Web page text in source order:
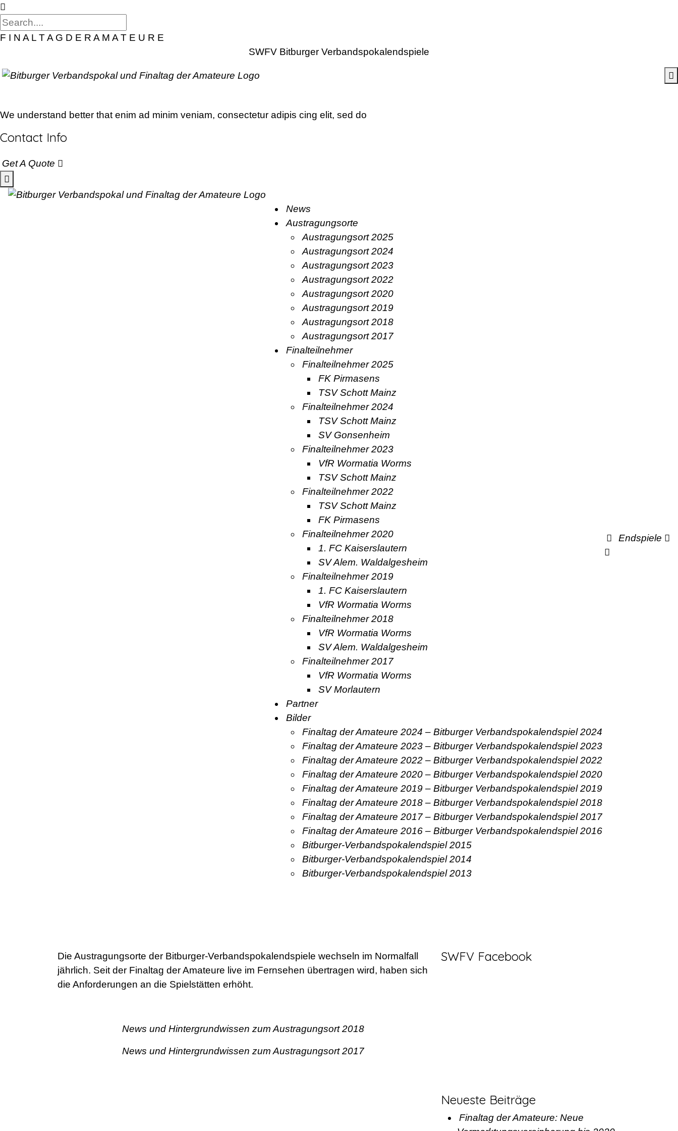
F I N A L TA G D E R A M A T E U R E
SWFV Bitburger Verbandspokalendspiele
We understand better that enim ad minim veniam, consectetur adipis cing elit, sed do
Contact Info
Get A Quote
Skip
News
Austragungsorte
Austragungsort 2025
Austragungsort 2024
Austragungsort 2023
Austragungsort 2022
Austragungsort 2020
Austragungsort 2019
Austragungsort 2018
Austragungsort 2017
Finalteilnehmer
Finalteilnehmer 2025
FK Pirmasens
TSV Schott Mainz
Finalteilnehmer 2024
TSV Schott Mainz
SV Gonsenheim
Finalteilnehmer 2023
VfR Wormatia Worms
TSV Schott Mainz
Finalteilnehmer 2022
TSV Schott Mainz
FK Pirmasens
Finalteilnehmer 2020
1. FC Kaiserslautern
SV Alem. Waldalgesheim
Finalteilnehmer 2019
1. FC Kaiserslautern
VfR Wormatia Worms
Finalteilnehmer 2018
VfR Wormatia Worms
SV Alem. Waldalgesheim
Finalteilnehmer 2017
VfR Wormatia Worms
SV Morlautern
Partner
Bilder
Finaltag der Amateure 2024 – Bitburger Verbandspokalendspiel 2024
Finaltag der Amateure 2023 – Bitburger Verbandspokalendspiel 2023
Finaltag der Amateure 2022 – Bitburger Verbandspokalendspiel 2022
Finaltag der Amateure 2020 – Bitburger Verbandspokalendspiel 2020
Finaltag der Amateure 2019 – Bitburger Verbandspokalendspiel 2019
Finaltag der Amateure 2018 – Bitburger Verbandspokalendspiel 2018
Finaltag der Amateure 2017 – Bitburger Verbandspokalendspiel 2017
Finaltag der Amateure 2016 – Bitburger Verbandspokalendspiel 2016
Bitburger-Verbandspokalendspiel 2015
Bitburger-Verbandspokalendspiel 2014
Bitburger-Verbandspokalendspiel 2013
Endspiele
Die Austragungsorte der Bitburger-Verbandspokalendspiele wechseln im Normalfall
jährlich. Seit der Finaltag der Amateure live im Fernsehen übertragen wird, haben sich
die Anforderungen an die Spielstätten erhöht.
News und Hintergrundwissen zum Austragungsort 2018
News und Hintergrundwissen zum Austragungsort 2017
SWFV Facebook
Neueste Beiträge
Finaltag der Amateure: Neue